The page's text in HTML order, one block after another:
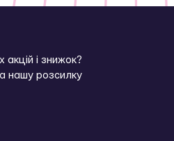
акцій і знижок?
нашу розсилку